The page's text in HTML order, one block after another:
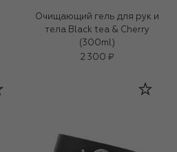
Очищающий гель для рук и
тела Black tea & Cherry
(300ml)
2 300 ₽